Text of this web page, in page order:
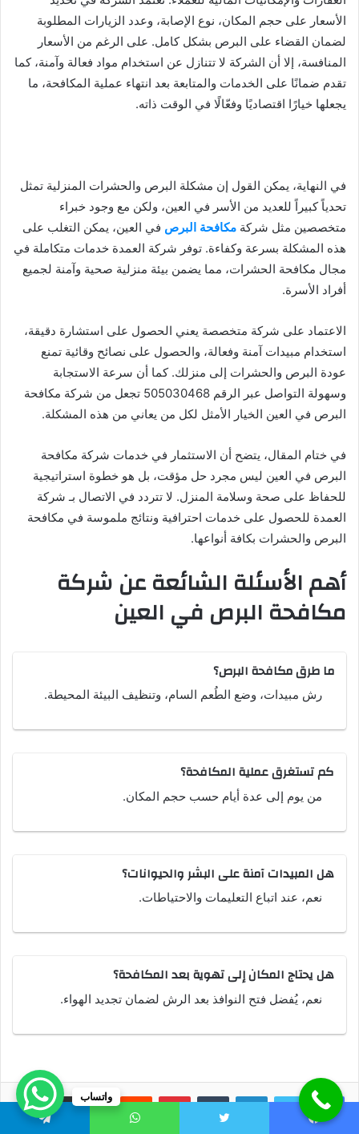
الأسعار على حجم المكان، نوع الإصابة، وعدد الزيارات المطلوبة
لضمان القضاء على البرص بشكل كامل. على الرغم من الأسعار
المنافسة، إلا أن الشركة لا تتنازل عن استخدام مواد فعالة وآمنة، كما
تقدم ضمانًا على الخدمات والمتابعة بعد انتهاء عملية المكافحة، ما
يجعلها خيارًا اقتصاديًا وفعّالًا في الوقت ذاته.
في النهاية، يمكن القول إن مشكلة البرص والحشرات المنزلية تمثل
تحدياً كبيراً للعديد من الأسر في العين، ولكن مع وجود خبراء
متخصصين مثل شركة مكافحة البرص في العين، يمكن التغلب على
هذه المشكلة بسرعة وكفاءة. توفر شركة العمدة خدمات متكاملة في
مجال مكافحة الحشرات، مما يضمن بيئة منزلية صحية وآمنة لجميع
أفراد الأسرة.
الاعتماد على شركة متخصصة يعني الحصول على استشارة دقيقة،
استخدام مبيدات آمنة وفعالة، والحصول على نصائح وقائية تمنع
عودة البرص والحشرات إلى منزلك. كما أن سرعة الاستجابة
وسهولة التواصل عبر الرقم 505030468 تجعل من شركة مكافحة
البرص في العين الخيار الأمثل لكل من يعاني من هذه المشكلة.
في ختام المقال، يتضح أن الاستثمار في خدمات شركة مكافحة
البرص في العين ليس مجرد حل مؤقت، بل هو خطوة استراتيجية
للحفاظ على صحة وسلامة المنزل. لا تتردد في الاتصال بـ شركة
العمدة للحصول على خدمات احترافية ونتائج ملموسة في مكافحة
البرص والحشرات بكافة أنواعها.
أهم الأسئلة الشائعة عن شركة
مكافحة البرص في العين
ما طرق مكافحة البرص؟
رش مبيدات، وضع الطُعم السام، وتنظيف البيئة المحيطة.
كم تستغرق عملية المكافحة؟
من يوم إلى عدة أيام حسب حجم المكان.
هل المبيدات آمنة على البشر والحيوانات؟
نعم، عند اتباع التعليمات والاحتياطات.
هل يحتاج المكان إلى تهوية بعد المكافحة؟
نعم، يُفضل فتح النوافذ بعد الرش لضمان تجديد الهواء.
لينكدإن بينتيريست مشاركة عبر البريد واتساب